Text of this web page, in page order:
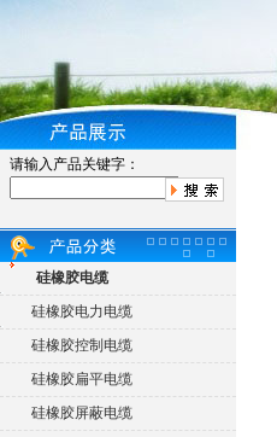
请输入产品关键字：
硅橡胶电缆
硅橡胶电力电缆
硅橡胶控制电缆
硅橡胶扁平电缆
硅橡胶屏蔽电缆